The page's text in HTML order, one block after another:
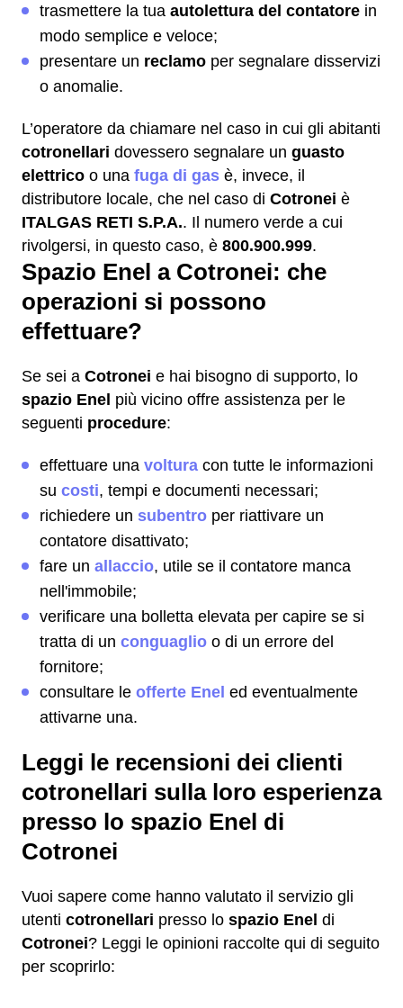
trasmettere la tua autolettura del contatore in
modo semplice e veloce;
presentare un reclamo per segnalare disservizi
o anomalie.
L’operatore da chiamare nel caso in cui gli abitanti
cotronellari dovessero segnalare un guasto
elettrico o una fuga di gas è, invece, il
distributore locale, che nel caso di Cotronei è
ITALGAS RETI S.P.A.. Il numero verde a cui
rivolgersi, in questo caso, è 800.900.999.
Spazio Enel a Cotronei: che
operazioni si possono
effettuare?
Se sei a Cotronei e hai bisogno di supporto, lo
spazio Enel più vicino offre assistenza per le
seguenti procedure:
effettuare una voltura con tutte le informazioni
su costi, tempi e documenti necessari;
richiedere un subentro per riattivare un
contatore disattivato;
fare un allaccio, utile se il contatore manca
nell'immobile;
verificare una bolletta elevata per capire se si
tratta di un conguaglio o di un errore del
fornitore;
consultare le offerte Enel ed eventualmente
attivarne una.
Leggi le recensioni dei clienti
cotronellari sulla loro esperienza
presso lo spazio Enel di
Cotronei
Vuoi sapere come hanno valutato il servizio gli
utenti cotronellari presso lo spazio Enel di
Cotronei? Leggi le opinioni raccolte qui di seguito
per scoprirlo: